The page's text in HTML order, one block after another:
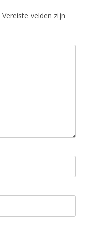
Vereiste velden zijn